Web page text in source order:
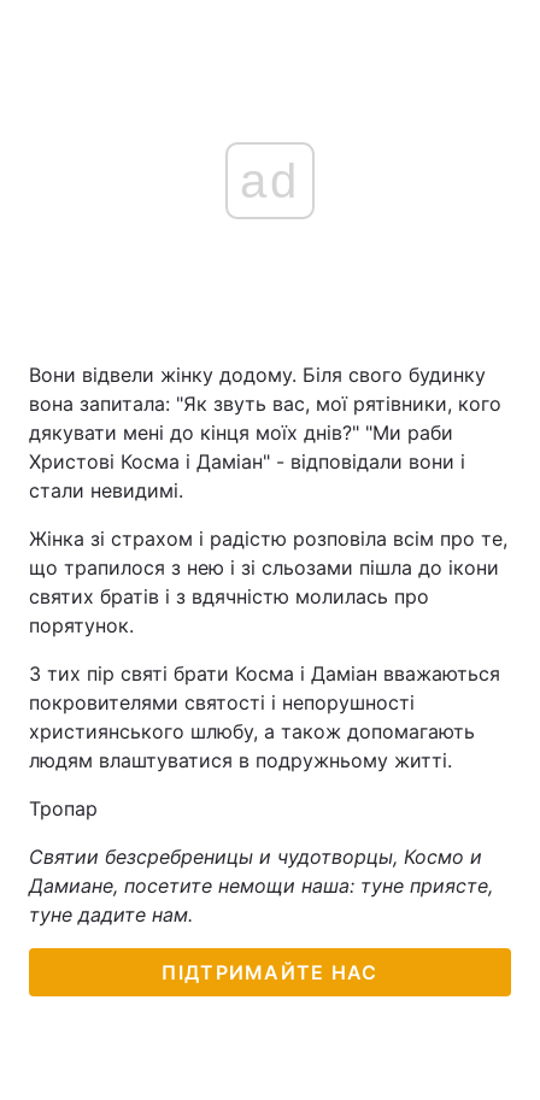
ad
Вони відвели жінку додому. Біля свого будинку
вона запитала: "Як звуть вас, мої рятівники, кого
дякувати мені до кінця моїх днів?" "Ми раби
Христові Косма і Даміан" - відповідали вони і
стали невидимі.
Жінка зі страхом і радістю розповіла всім про те,
що трапилося з нею і зі сльозами пішла до ікони
святих братів і з вдячністю молилась про
порятунок.
З тих пір святі брати Косма і Даміан вважаються
покровителями святості і непорушності
християнського шлюбу, а також допомагають
людям влаштуватися в подружньому житті.
Тропар
Святии безсребреницы и чудотворцы, Космо и
Дамиане, посетите немощи наша: туне приясте,
туне дадите нам.
ПІДТРИМАЙТЕ НАС